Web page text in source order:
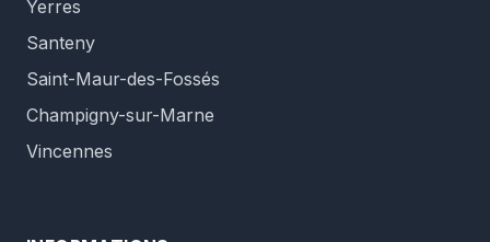
Yerres
Santeny
Saint-Maur-des-Fossés
Champigny-sur-Marne
Vincennes